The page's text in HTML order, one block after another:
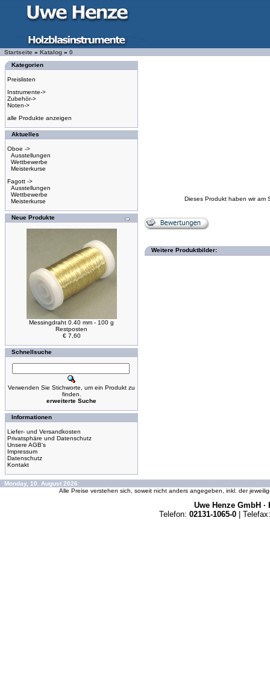
Startseite » Katalog » 0
Kategorien
Preislisten
Instrumente->
Zubehör->
Noten->
alle Produkte anzeigen
Aktuelles
Oboe ->
Ausstellungen
Wettbewerbe
Meisterkurse
Fagott ->
Ausstellungen
Wettbewerbe
Meisterkurse
Neue Produkte
Messingdraht 0.40 mm - 100 g
Restposten
€ 7,60
Schnellsuche
Verwenden Sie Stichworte, um ein Produkt zu
finden.
erweiterte Suche
Informationen
Liefer- und Versandkosten
Privatsphäre und Datenschutz
Unsere AGB's
Impressum
Datenschutz
Kontakt
Dieses Produkt haben wir am
Weitere Produktbilder:
Monday, 10. August 2026
Alle Preise verstehen sich, soweit nicht anders angegeben, inkl. der
Uwe Henze GmbH ·
Telefon: 02131-1065-0 | Telefax: